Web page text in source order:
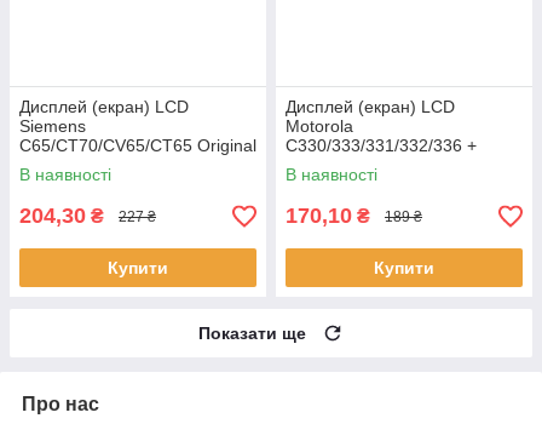
Дисплей (екран) LCD
Siemens
C65/CT70/CV65/CT65 Original
В наявності
204,30 ₴ 227 ₴
Купити
Дисплей (екран) LCD
Motorola
C330/333/331/332/336 +
клавіатурний модуль HC
В наявності
170,10 ₴ 189 ₴
Купити
Показати ще
Про нас